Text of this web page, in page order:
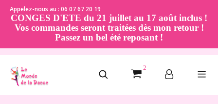
Appelez-nous au : 06 07 67 20 19
CONGES D'ETE du 21 juillet au 17 août inclus !
Vos commandes seront traitées dès mon retour !
Passez un bel été reposant !
2